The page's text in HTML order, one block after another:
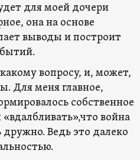
для моей дочери
она на основе
выводы и построит
вопросу, и, может,
Для меня главное,
собственное
война
Ведь это далеко